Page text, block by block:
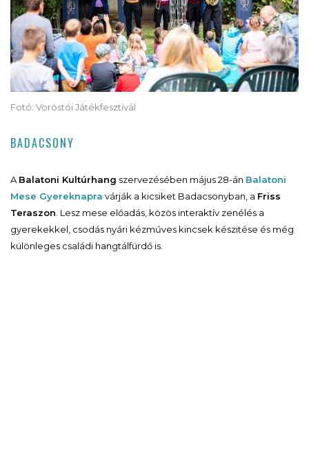
Fotó: Vöröstói Játékfesztivál
BADACSONY
A Balatoni Kultúrhang szervezésében május 28-án Balatoni
Mese Gyereknapra várják a kicsiket Badacsonyban, a Friss
Teraszon . Lesz mese előadás, közös interaktív zenélés a
gyerekekkel, csodás nyári kézműves kincsek készitése és még
különleges családi hangtálfürdő is.